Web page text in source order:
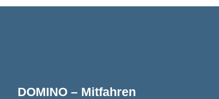
DOMINO – Mitfahren